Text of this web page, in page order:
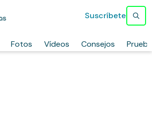
Fotos Vídeos Consejos
Suscríbete